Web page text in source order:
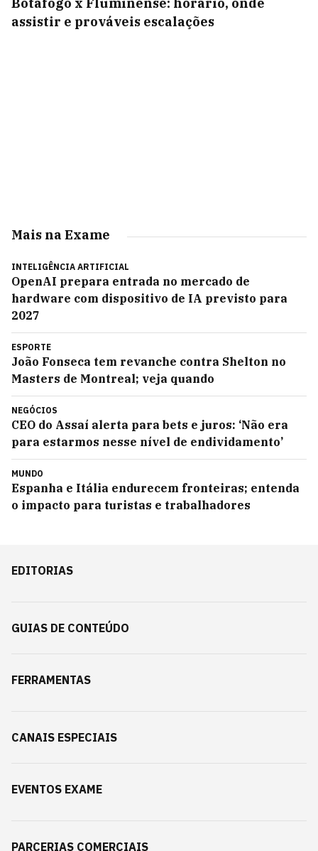
assistir e prováveis escalações
Mais na Exame
INTELIGÊNCIA ARTIFICIAL
OpenAI prepara entrada no mercado de
hardware com dispositivo de IA previsto para
2027
ESPORTE
João Fonseca tem revanche contra Shelton no
Masters de Montreal; veja quando
NEGÓCIOS
CEO do Assaí alerta para bets e juros: ‘Não era
para estarmos nesse nível de endividamento’
MUNDO
Espanha e Itália endurecem fronteiras; entenda
o impacto para turistas e trabalhadores
EDITORIAS
GUIAS DE CONTEÚDO
FERRAMENTAS
CANAIS ESPECIAIS
EVENTOS EXAME
PARCERIAS COMERCIAIS